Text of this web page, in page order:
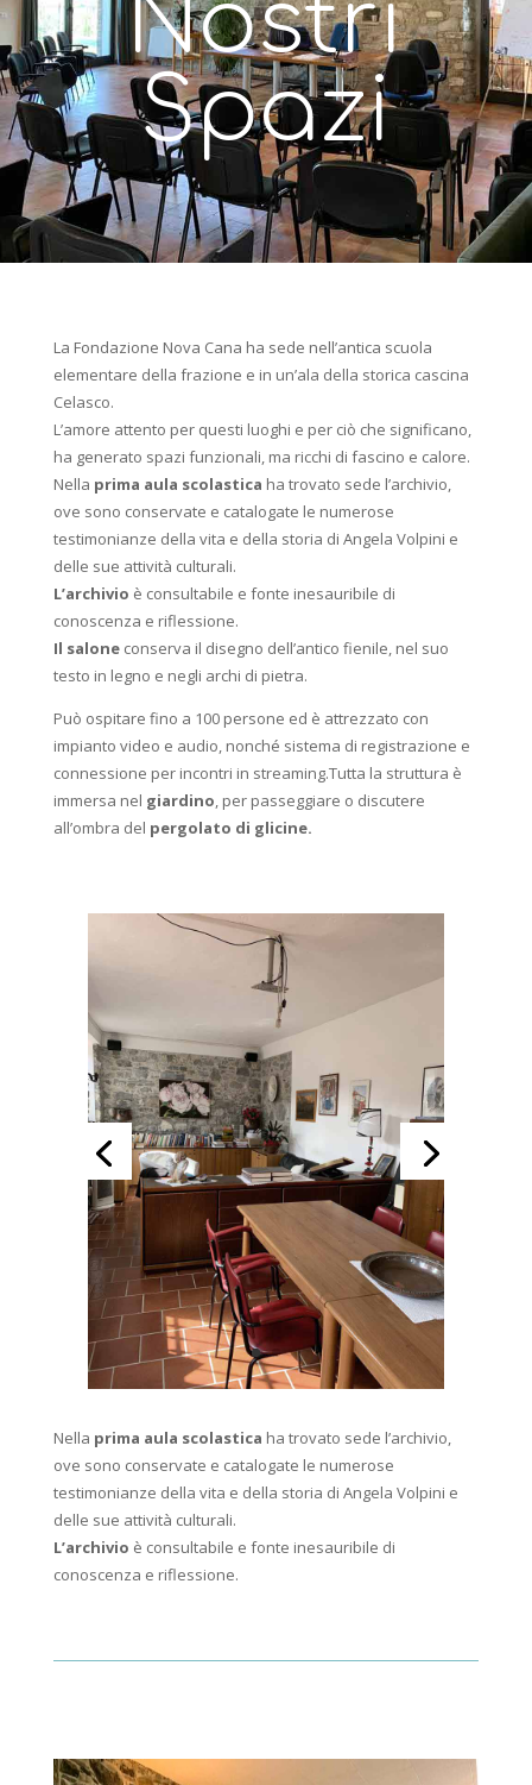
Nostri
Spazi
La Fondazione Nova Cana ha sede nell’antica scuola
elementare della frazione e in un’ala della storica cascina
Celasco.
L’amore attento per questi luoghi e per ciò che significano,
ha generato spazi funzionali, ma ricchi di fascino e calore.
Nella prima aula scolastica ha trovato sede l’archivio,
ove sono conservate e catalogate le numerose
testimonianze della vita e della storia di Angela Volpini e
delle sue attività culturali.
L’archivio è consultabile e fonte inesauribile di
conoscenza e riflessione.
Il saloneconserva il disegno dell’antico fienile, nel suo
testo in legno e negli archi di pietra.
Può ospitare fino a 100 persone ed è attrezzato con
impianto video e audio, nonché sistema di registrazione e
connessione per incontri in streaming.Tutta la struttura è
immersa nel giardino, per passeggiare o discutere
all’ombra del pergolato di glicine.
Nella prima aula scolastica ha trovato sede l’archivio,
ove sono conservate e catalogate le numerose
testimonianze della vita e della storia di Angela Volpini e
delle sue attività culturali.
L’archivio è consultabile e fonte inesauribile di
conoscenza e riflessione.